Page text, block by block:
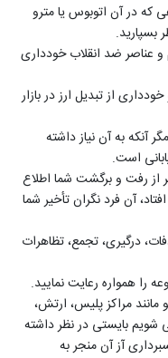
که در آن اتوبوس یا مترو
بسپارید.
و عناصر ضد انقلاب خودداری
از تبدیل ارز در بازار
آنکه به آن نیاز داشته
است.
از رفت و برگشت شما اطلاع
آن فرد نگران تأخیر شما
درگیری، تجمع، تظاهرات
را همواره رعایت نمایید.
مانند مراکز پلیس، ارتش،
شویم بایستی در نظر داشته
آز آن منجر به